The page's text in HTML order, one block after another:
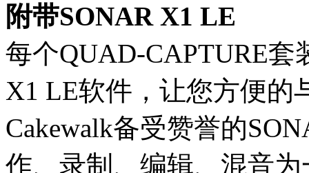
附带SONAR X1 LE
每个QUAD-CAPTURE套
X1 LE软件，让您方便的
Cakewalk备受赞誉的
作、录制、编辑、混音